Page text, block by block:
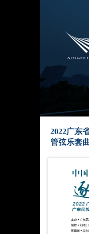
2022广东
管弦乐套